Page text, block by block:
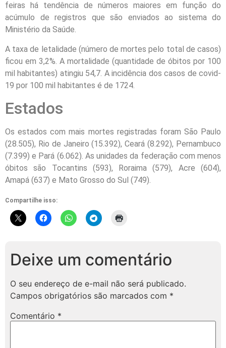
feiras há tendência de números maiores em função do
acúmulo de registros que são enviados ao sistema do
Ministério da Saúde.
A taxa de letalidade (número de mortes pelo total de casos)
ficou em 3,2%. A mortalidade (quantidade de óbitos por 100
mil habitantes) atingiu 54,7. A incidência dos casos de covid-
19 por 100 mil habitantes é de 1724.
Estados
Os estados com mais mortes registradas foram São Paulo
(28.505), Rio de Janeiro (15.392), Ceará (8.292), Pernambuco
(7.399) e Pará (6.062). As unidades da federação com menos
óbitos são Tocantins (593), Roraima (579), Acre (604),
Amapá (637) e Mato Grosso do Sul (749).
Compartilhe isso:
Deixe um comentário
O seu endereço de e-mail não será publicado.
Campos obrigatórios são marcados com *
Comentário *